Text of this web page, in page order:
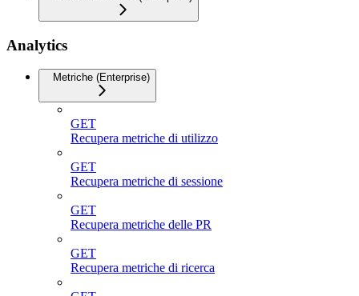
Analytics
Metriche (Enterprise)
GET
Recupera metriche di utilizzo
GET
Recupera metriche di sessione
GET
Recupera metriche delle PR
GET
Recupera metriche di ricerca